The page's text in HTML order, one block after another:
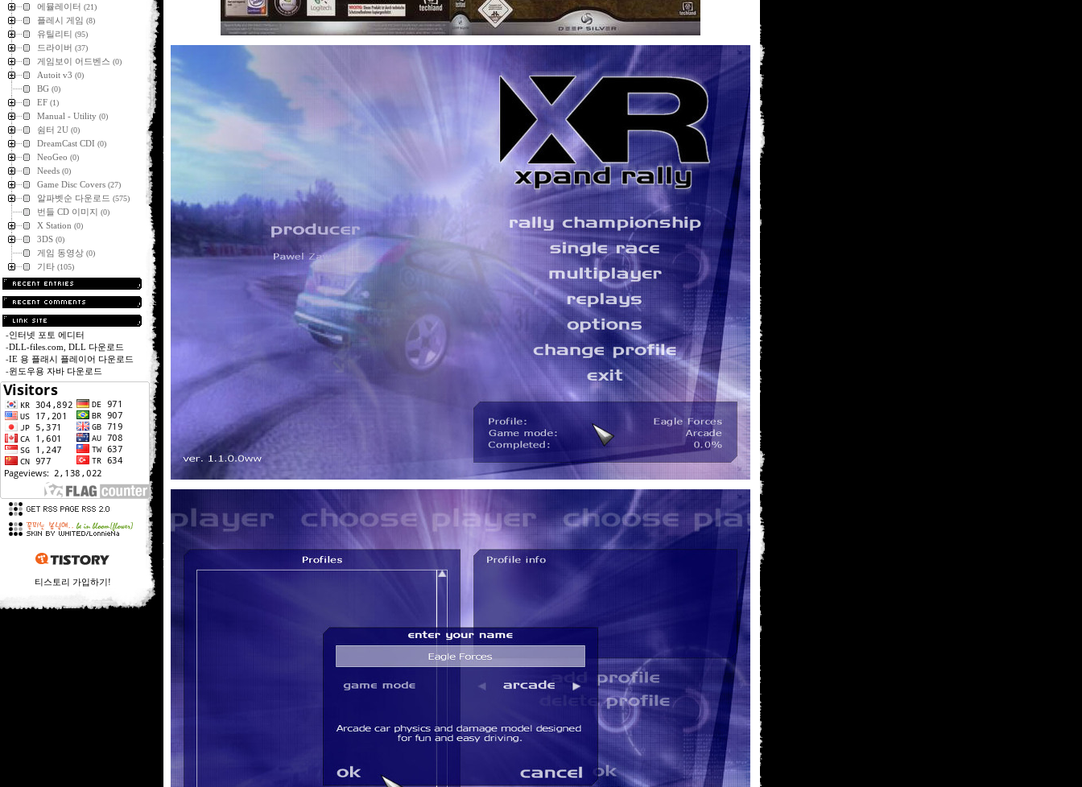
에뮬레이터 (21)
플레시 게임 (8)
유틸리티 (95)
드라이버 (37)
게임보이 어드벤스 (0)
Autoit v3 (0)
BG (0)
EF (1)
Manual - Utility (0)
쉼터 2U (0)
DreamCast CDI (0)
NeoGeo (0)
Needs (0)
Game Disc Covers (27)
알파벳순 다운로드 (575)
번들 CD 이미지 (0)
X Station (0)
3DS (0)
게임 동영상 (0)
기타 (105)
-인터넷 포토 에디터
-DLL-files.com, DLL 다운로드
-IE 용 플래시 플레이어 다운로드
-윈도우용 자바 다운로드
티스토리 가입하기!